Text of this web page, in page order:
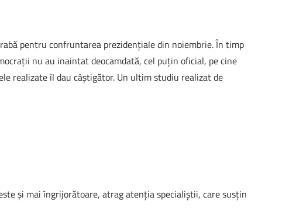
pentru confruntarea prezidenţiale din noiembrie. În timp
nu au inaintat deocamdată, cel puţin oficial, pe cine
realizate îl dau câştigător. Un ultim studiu realizat de
şi mai îngrijorătoare, atrag atenţia specialiştii, care susţin